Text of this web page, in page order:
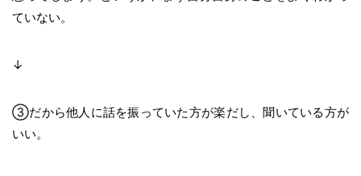
ていない。
↓
③だから他人に話を振っていた方が楽だし、聞いている方が
いい。